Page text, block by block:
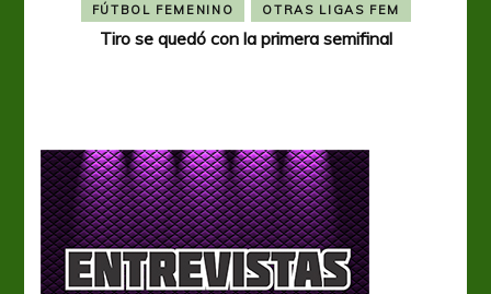
FÚTBOL FEMENINO OTRAS LIGAS FEM
Tiro se quedó con la primera semifinal